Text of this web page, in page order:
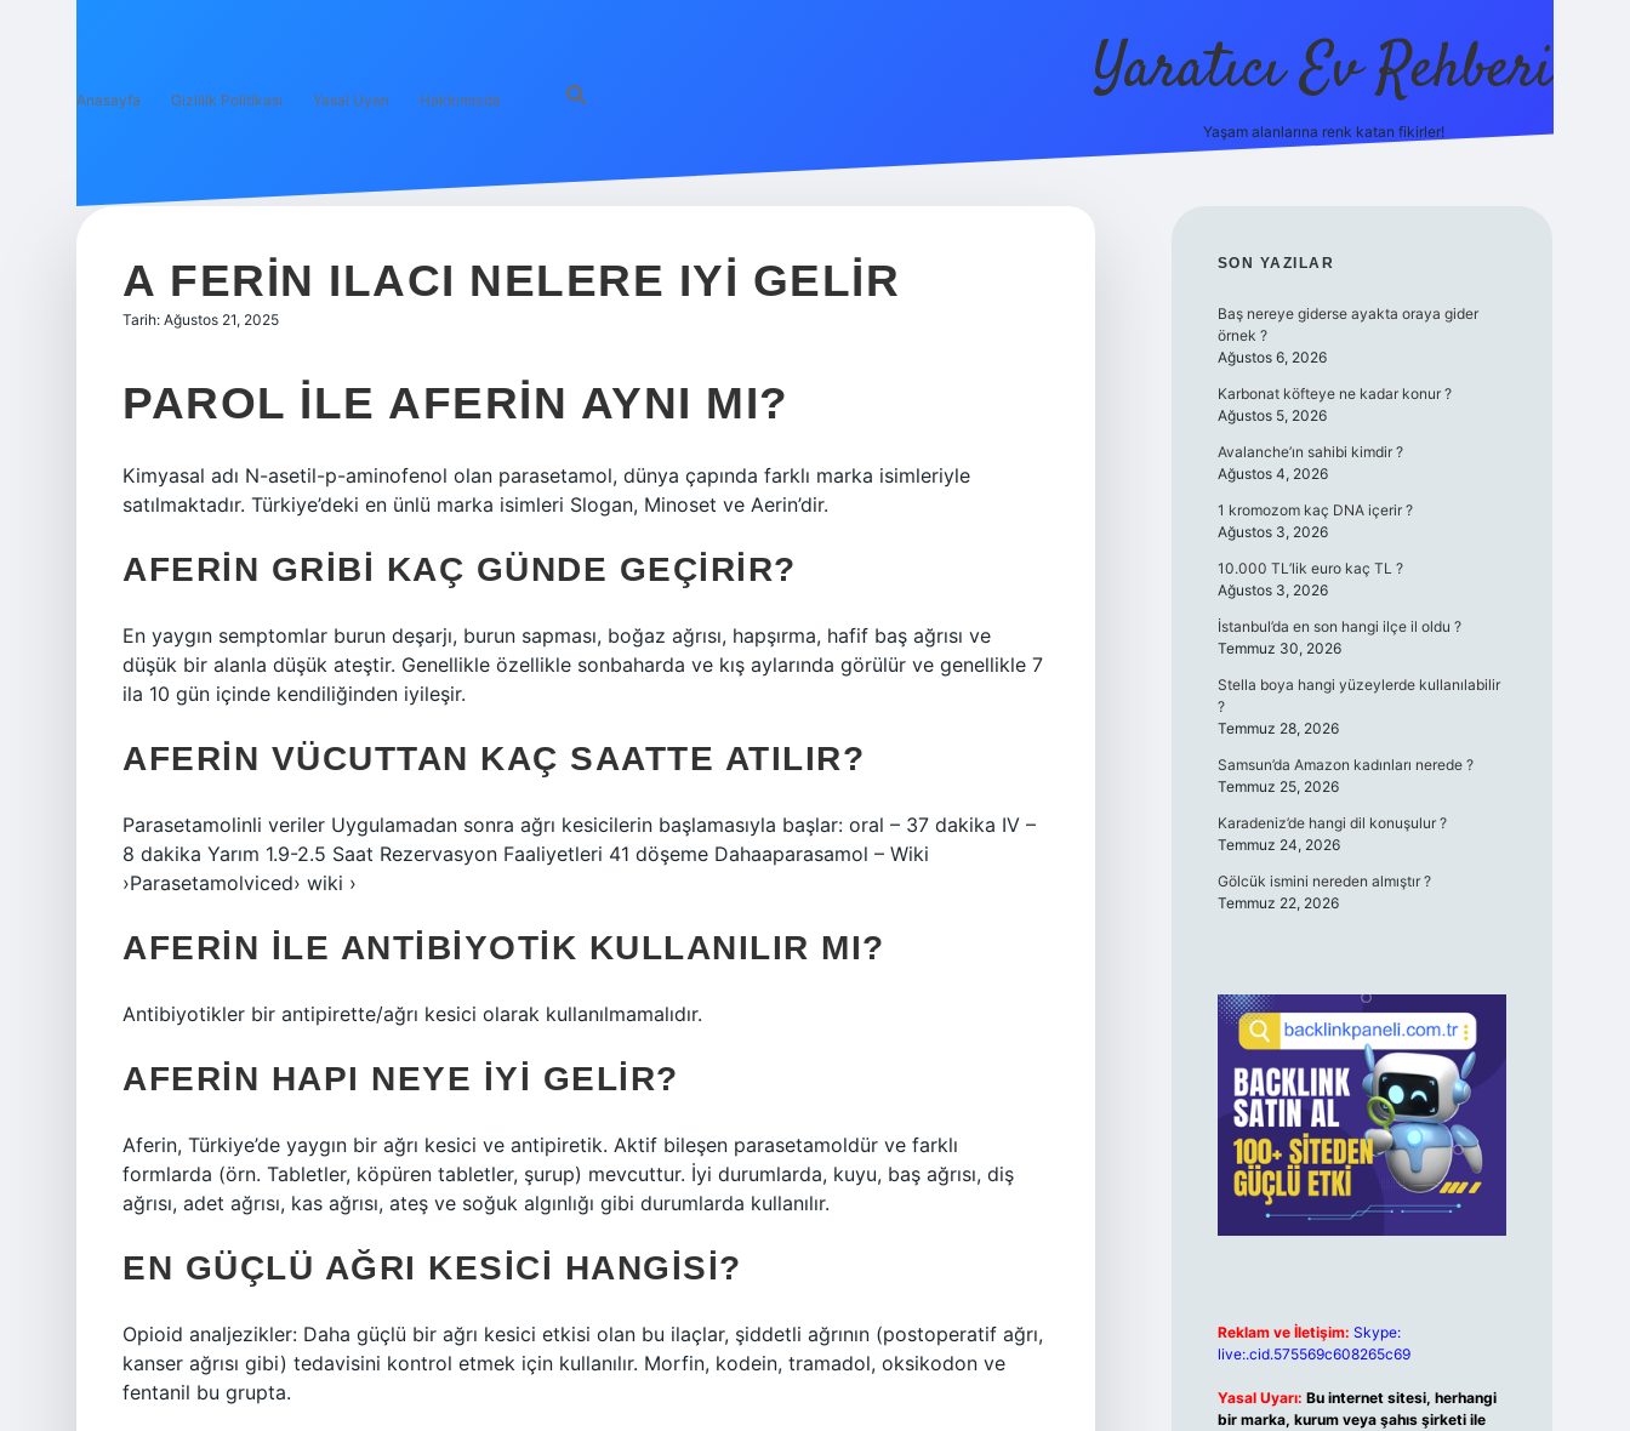
Anasayfa Gizlilik Politikası Yasal Uyarı Hakkımızda Yaratıcı Ev Rehberi
Yaşam alanlarına renk katan fikirler!
A FERIN ILACI NELERE IYI GELIR
Tarih: Ağustos 21, 2025
PAROL ILE AFERIN AYNI MI?
Kimyasal adı N-asetil-p-aminofenol olan parasetamol, dünya çapında farklı marka isimleriyle
satılmaktadır. Türkiye’deki en ünlü marka isimleri Slogan, Minoset ve Aerin’dir.
AFERIN GRIBI KAÇ GÜNDE GEÇIRIR?
En yaygın semptomlar burun deşarjı, burun sapması, boğaz ağrısı, hapşırma, hafif baş ağrısı ve
düşük bir alanla düşük ateştir. Genellikle özellikle sonbaharda ve kış aylarında görülür ve genellikle 7
ila 10 gün içinde kendiliğinden iyileşir.
AFERIN VÜCUTTAN KAÇ SAATTE ATILIR?
Parasetamolinli veriler Uygulamadan sonra ağrı kesicilerin başlamasıyla başlar: oral – 37 dakika IV –
8 dakika Yarım 1.9-2.5 Saat Rezervasyon Faaliyetleri 41 döşeme Dahaaparasamol – Wiki
›Parasetamolviced› wiki ›
AFERIN ILE ANTIBIYOTIK KULLANILIR MI?
Antibiyotikler bir antipirette/ağrı kesici olarak kullanılmamalıdır.
AFERIN HAPI NEYE IYI GELIR?
Aferin, Türkiye’de yaygın bir ağrı kesici ve antipiretik. Aktif bileşen parasetamoldür ve farklı
formlarda (örn. Tabletler, köpüren tabletler, şurup) mevcuttur. İyi durumlarda, kuyu, baş ağrısı, diş
ağrısı, adet ağrısı, kas ağrısı, ateş ve soğuk algınlığı gibi durumlarda kullanılır.
EN GÜÇLÜ AĞRI KESICI HANGISI?
Opioid analjezikler: Daha güçlü bir ağrı kesici etkisi olan bu ilaçlar, şiddetli ağrının (postoperatif ağrı,
kanser ağrısı gibi) tedavisini kontrol etmek için kullanılır. Morfin, kodein, tramadol, oksikodon ve
fentanil bu grupta.
SIDEBAR
SON YAZILAR
Baş nereye giderse ayakta oraya gider
örnek ?
Ağustos 6, 2026
Karbonat köfteye ne kadar konur ?
Ağustos 5, 2026
Avalanche’ın sahibi kimdir ?
Ağustos 4, 2026
1 kromozom kaç DNA içerir ?
Ağustos 3, 2026
10.000 TL’lik euro kaç TL ?
Ağustos 3, 2026
İstanbul’da en son hangi ilçe il oldu ?
Temmuz 30, 2026
Stella boya hangi yüzeylerde kullanılabilir
?
Temmuz 28, 2026
Samsun’da Amazon kadınları nerede ?
Temmuz 25, 2026
Karadeniz’de hangi dil konuşulur ?
Temmuz 24, 2026
Gölcük ismini nereden almıştır ?
Temmuz 22, 2026
Reklam ve İletişim: Skype:
live:.cid.575569c608265c69
Yasal Uyarı: Bu internet sitesi, herhangi
bir marka, kurum veya şahıs şirketi ile